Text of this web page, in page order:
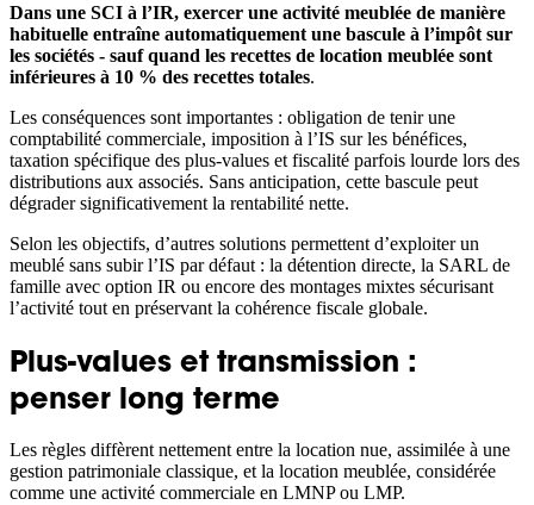
Dans une SCI à l’IR, exercer une activité meublée de manière
habituelle entraîne automatiquement une bascule à l’impôt sur
les sociétés - sauf quand les recettes de location meublée sont
inférieures à 10 % des recettes totales.
Les conséquences sont importantes : obligation de tenir une
comptabilité commerciale, imposition à l’IS sur les bénéfices,
taxation spécifique des plus-values et fiscalité parfois lourde lors des
distributions aux associés. Sans anticipation, cette bascule peut
dégrader significativement la rentabilité nette.
Selon les objectifs, d’autres solutions permettent d’exploiter un
meublé sans subir l’IS par défaut : la détention directe, la SARL de
famille avec option IR ou encore des montages mixtes sécurisant
l’activité tout en préservant la cohérence fiscale globale.
Plus-values et transmission :
penser long terme
Les règles diffèrent nettement entre la location nue, assimilée à une
gestion patrimoniale classique, et la location meublée, considérée
comme une activité commerciale en LMNP ou LMP.